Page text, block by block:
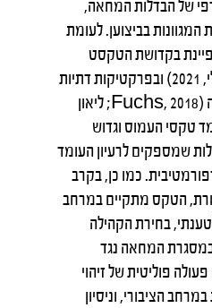
של הבדלות המחאה,
בביצוען. לעומת
בקדושת הטקסט
הכתוב (רובין וגוזמן־כרמלי, 2021) ובפרקטיקות דתיות
המתקיימות בבית התפילה (Fuchs, 2018; ליאון
טקסי העמוס וגדוש
שמספקים לרעיון העומד
כמו כן, בקרב
הטקס מתקיים במרחב
בחירת הקהילה
המחאה נגד
פוליטית של זיהוי
הציבורי, וניסיון